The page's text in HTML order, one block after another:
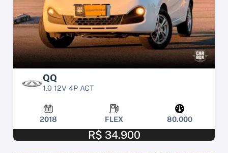
QQ
1.0 12V 4P ACT
2018 FLEX 80.000
R$ 34.900